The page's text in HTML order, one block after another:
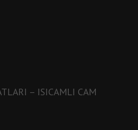
– ISICAMLI CAM